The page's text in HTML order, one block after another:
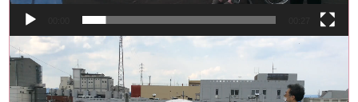
動
画
プ